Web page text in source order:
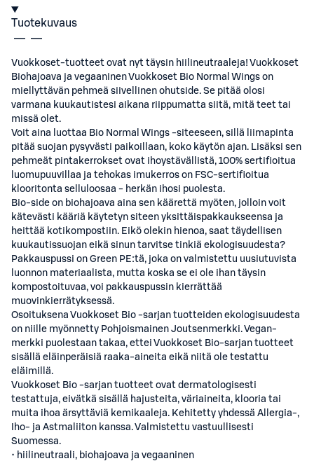
Tuotekuvaus
Vuokkoset-tuotteet ovat nyt täysin hiilineutraaleja! Vuokkoset
Biohajoava ja vegaaninen Vuokkoset Bio Normal Wings on
miellyttävän pehmeä siivellinen ohutside. Se pitää olosi
varmana kuukautistesi aikana riippumatta siitä, mitä teet tai
missä olet.
Voit aina luottaa Bio Normal Wings -siteeseen, sillä liimapinta
pitää suojan pysyvästi paikoillaan, koko käytön ajan. Lisäksi sen
pehmeät pintakerrokset ovat ihoystävällistä, 100% sertifioitua
luomupuuvillaa ja tehokas imukerros on FSC-sertifioitua
klooritonta selluloosaa - herkän ihosi puolesta.
Bio-side on biohajoava aina sen käärettä myöten, jolloin voit
kätevästi kääriä käytetyn siteen yksittäispakkaukseensa ja
heittää kotikompostiin. Eikö olekin hienoa, saat täydellisen
kuukautissuojan eikä sinun tarvitse tinkiä ekologisuudesta?
Pakkauspussi on Green PE:tä, joka on valmistettu uusiutuvista
luonnon materiaalista, mutta koska se ei ole ihan täysin
kompostoituvaa, voi pakkauspussin kierrättää
muovinkierrätyksessä.
Osoituksena Vuokkoset Bio -sarjan tuotteiden ekologisuudesta
on niille myönnetty Pohjoismainen Joutsenmerkki. Vegan-
merkki puolestaan takaa, ettei Vuokkoset Bio-sarjan tuotteet
sisällä eläinperäisiä raaka-aineita eikä niitä ole testattu
eläimillä.
Vuokkoset Bio -sarjan tuotteet ovat dermatologisesti
testattuja, eivätkä sisällä hajusteita, väriaineita, klooria tai
muita ihoa ärsyttäviä kemikaaleja. Kehitetty yhdessä Allergia-,
Iho- ja Astmaliiton kanssa. Valmistettu vastuullisesti
Suomessa.
• hiilineutraali, biohajoava ja vegaaninen